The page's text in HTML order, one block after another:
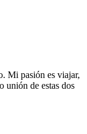
Mi pasión es viajar,
unión de estas dos